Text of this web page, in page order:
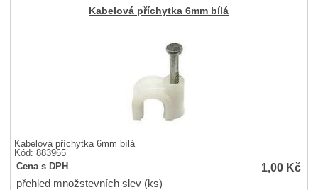
Kabelová příchytka 6mm bílá
Kabelová příchytka 6mm bílá
Kód: 883965
Cena s DPH
1,00 Kč
přehled množstevních slev (ks)